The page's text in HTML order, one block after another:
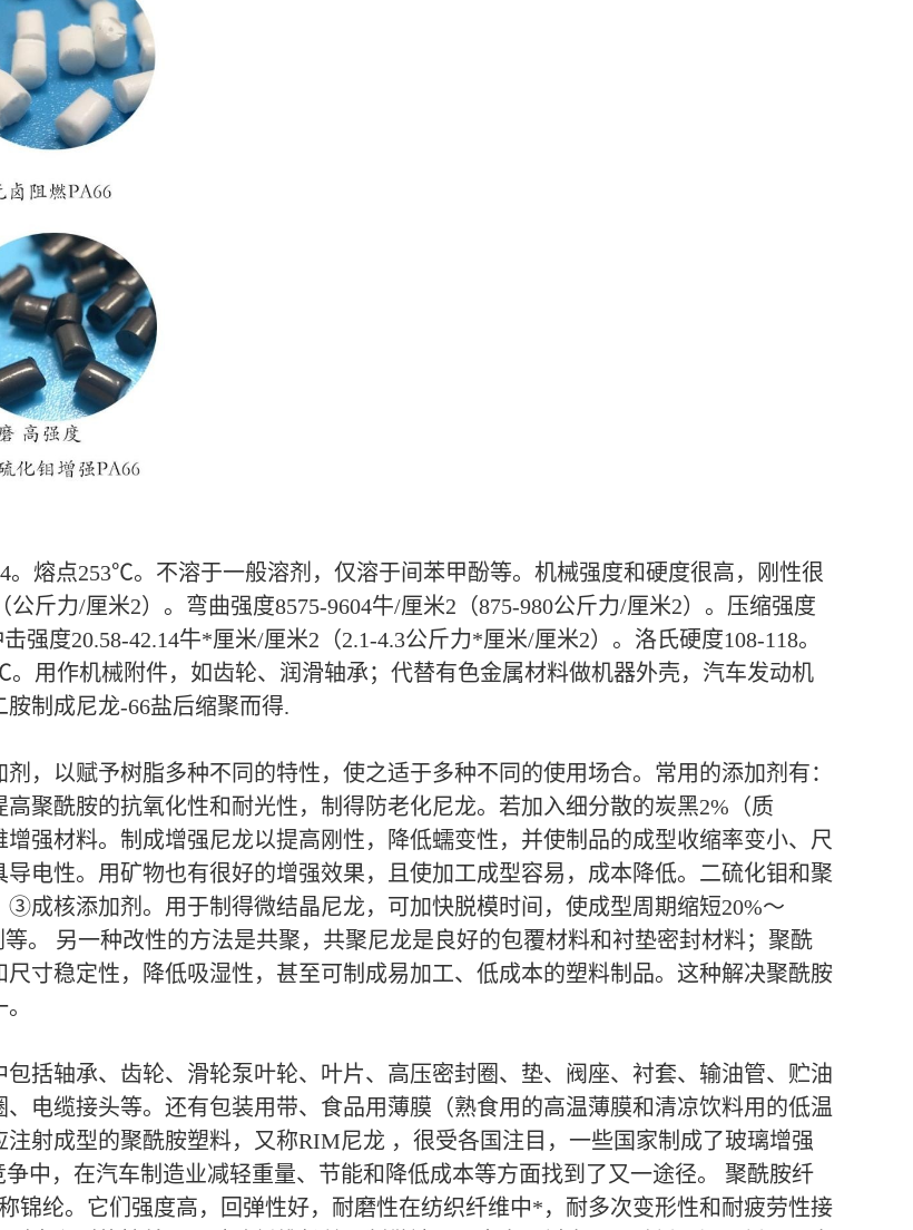
。熔点253℃。不溶于一般溶剂，仅溶于间苯甲酚等。机械强度和硬度很高，刚性很
斤力/厘米2）。弯曲强度8575-9604牛/厘米2（875-980公斤力/厘米2）。压缩强度
强度20.58-42.14牛*厘米/厘米2（2.1-4.3公斤力*厘米/厘米2）。洛氏硬度108-118。
。用作机械附件，如齿轮、润滑轴承；代替有色金属材料做机器外壳，汽车发动机
制成尼龙-66盐后缩聚而得.
，以赋予树脂多种不同的特性，使之适于多种不同的使用场合。常用的添加剂有：
聚酰胺的抗氧化性和耐光性，制得防老化尼龙。若加入细分散的炭黑2%（质
强材料。制成增强尼龙以提高刚性，降低蠕变性，并使制品的成型收缩率变小、尺
电性。用矿物也有很好的增强效果，且使加工成型容易，成本降低。二硫化钼和聚
成核添加剂。用于制得微结晶尼龙，可加快脱模时间，使成型周期缩短20%～
。 另一种改性的方法是共聚，共聚尼龙是良好的包覆材料和衬垫密封材料；聚酰
寸稳定性，降低吸湿性，甚至可制成易加工、低成本的塑料制品。这种解决聚酰胺
括轴承、齿轮、滑轮泵叶轮、叶片、高压密封圈、垫、阀座、衬套、输油管、贮油
电缆接头等。还有包装用带、食品用薄膜（熟食用的高温薄膜和清凉饮料用的低温
射成型的聚酰胺塑料，又称RIM尼龙 ，很受各国注目，一些国家制成了玻璃增强
中，在汽车制造业减轻重量、节能和降低成本等方面找到了又一途径。 聚酰胺纤
锦纶。它们强度高，回弹性好，耐磨性在纺织纤维中*，耐多次变形性和耐疲劳性接